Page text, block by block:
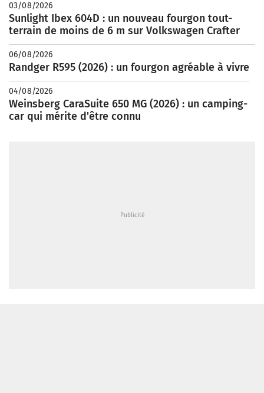
03/08/2026
Sunlight Ibex 604D : un nouveau fourgon tout-
terrain de moins de 6 m sur Volkswagen Crafter
06/08/2026
Randger R595 (2026) : un fourgon agréable à vivre
04/08/2026
Weinsberg CaraSuite 650 MG (2026) : un camping-
car qui mérite d'être connu